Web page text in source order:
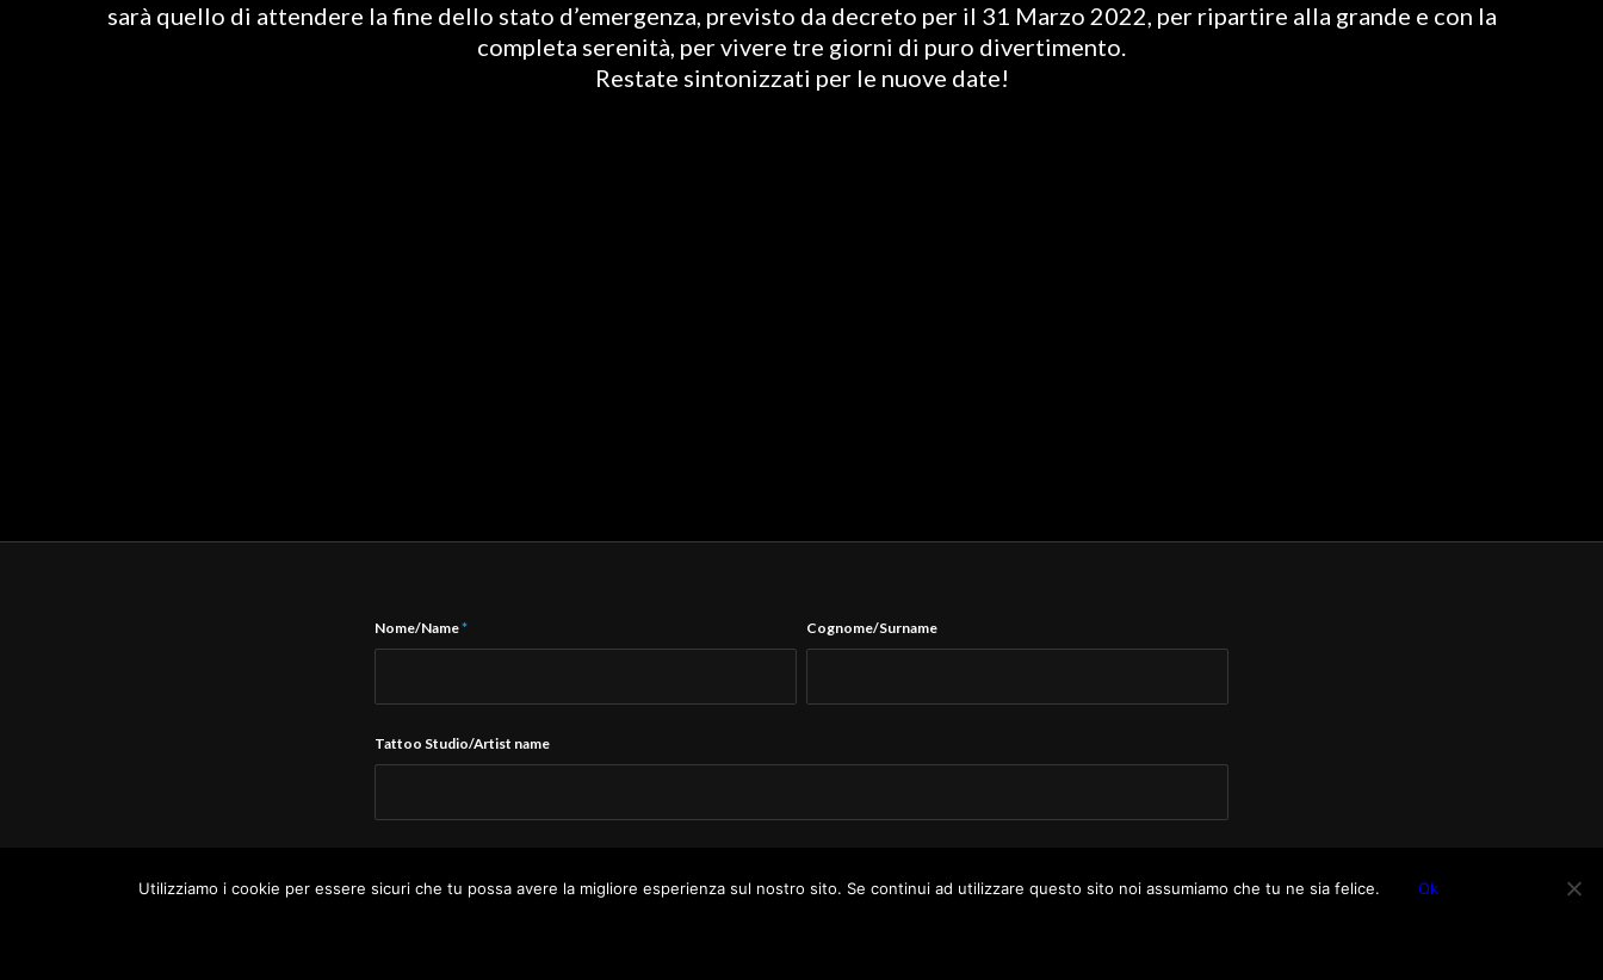
sarà quello di attendere la fine dello stato d’emergenza, previsto da decreto per il 31 Marzo 2022, per ripartire alla grande e con la
completa serenità, per vivere tre giorni di puro divertimento.
Restate sintonizzati per le nuove date!
Nome/Name* Cognome/Surname
Tattoo Studio/Artist name
Utilizziamo i cookie per essere sicuri che tu possa avere la migliore esperienza sul nostro sito. Se continui ad utilizzare questo sito noi assumiamo che tu ne sia felice. Ok